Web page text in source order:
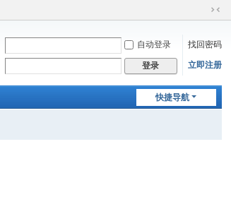
切
到
窄
版
自动登录 找回密码
登录 立即注册
快捷导航